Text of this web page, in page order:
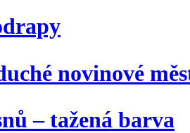
novinové
– tažená barva